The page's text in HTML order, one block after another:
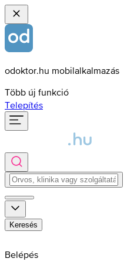
odoktor.hu mobilalkalmazás
Több új funkció
Telepítés
Keresés
Belépés